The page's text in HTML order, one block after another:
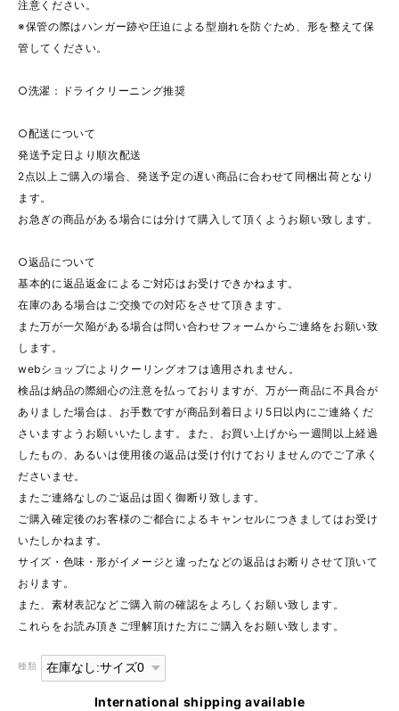
注意ください。
※保管の際はハンガー跡や圧迫による型崩れを防ぐため、形を整えて保
管してください。
○洗濯：ドライクリーニング推奨
○配送について
発送予定日より順次配送
2点以上ご購入の場合、発送予定の遅い商品に合わせて同梱出荷となり
ます。
お急ぎの商品がある場合には分けて購入して頂くようお願い致します。
○返品について
基本的に返品返金によるご対応はお受けできかねます。
在庫のある場合はご交換での対応をさせて頂きます。
また万が一欠陥がある場合は問い合わせフォームからご連絡をお願い致
します。
webショップによりクーリングオフは適用されません。
検品は納品の際細心の注意を払っておりますが、万が一商品に不具合が
ありました場合は、お手数ですが商品到着日より5日以内にご連絡くだ
さいますようお願いいたします。また、お買い上げから一週間以上経過
したもの、あるいは使用後の返品は受け付けておりませんのでご了承く
ださいませ。
またご連絡なしのご返品は固く御断り致します。
ご購入確定後のお客様のご都合によるキャンセルにつきましてはお受け
いたしかねます。
サイズ・色味・形がイメージと違ったなどの返品はお断りさせて頂いて
おります。
また、素材表記などご購入前の確認をよろしくお願い致します。
これらをお読み頂きご理解頂けた方にご購入をお願い致します。
種類
International shipping available